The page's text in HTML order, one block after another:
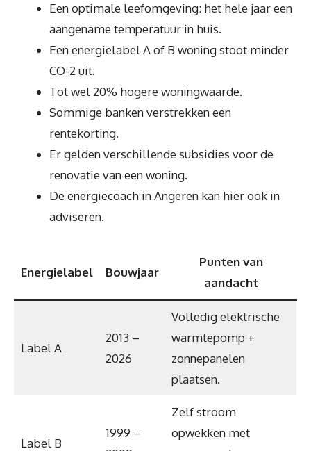
Een optimale leefomgeving: het hele jaar een
aangename temperatuur in huis.
Een energielabel A of B woning stoot minder
CO-2 uit.
Tot wel 20% hogere woningwaarde.
Sommige banken verstrekken een
rentekorting.
Er gelden verschillende subsidies voor de
renovatie van een woning.
De energiecoach in Angeren kan hier ook in
adviseren.
Energielabel Bouwjaar
Punten van
aandacht
Label A
2013 –
2026
Volledig elektrische
warmtepomp +
zonnepanelen
plaatsen.
Label B
1999 –
Zelf stroom
opwekken met